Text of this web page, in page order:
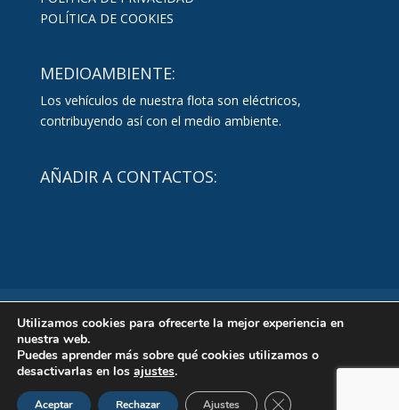
POLÍTICA DE COOKIES
MEDIOAMBIENTE:
Los vehículos de nuestra flota son eléctricos,
contribuyendo así con el medio ambiente.
AÑADIR A CONTACTOS:
Diseño Mediterranea Services| Copyright-2021
Utilizamos cookies para ofrecerte la mejor experiencia en
nuestra web.
Puedes aprender más sobre qué cookies utilizamos o
desactivarlas en los ajustes.
Aceptar Rechazar Ajustes Cerrar el banner de